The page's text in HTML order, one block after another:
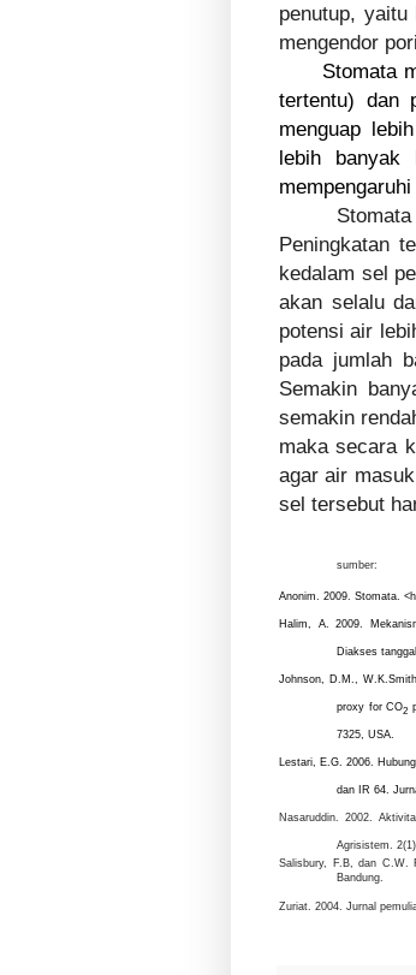
penutup,
mengendor
Stomata
tertentu) dan
menguap
lebih banyak
Peningkatan
kedalam sel
akan selalu
potensi air
pada jumlah
Semakin
semakin
maka secara
agar air
sel tersebut
sumber:
Anonim. 2009. Stomata. <
Halim, A. 2009.
Diakses
Johnson, D.M.,
proxy for CO2
7325 USA
Lestari, E.G. 2006.
dan IR 64.
Nasaruddin. 2002.
Agrisistem. 2(1).
Salisbury, F.B, dan C.W.
Bandung
Zuriat. 2004. Jurnal